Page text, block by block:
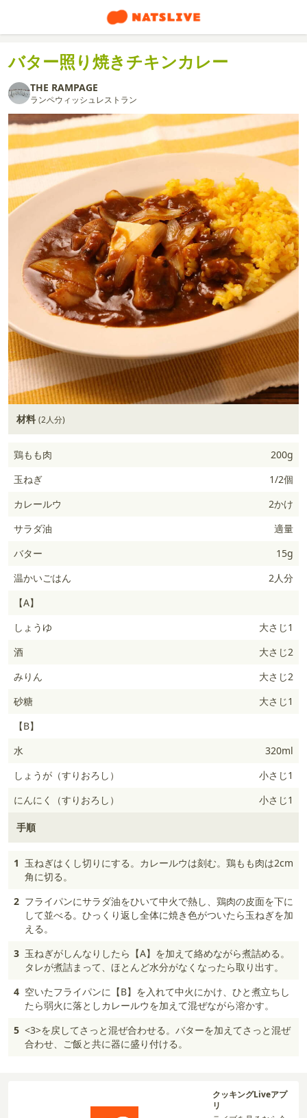
バター照り焼きチキンカレー
THE RAMPAGE
ランペウィッシュレストラン
材料 (2人分)
鶏もも肉
200g
玉ねぎ
1/2個
カレールウ
2かけ
サラダ油
適量
バター
15g
温かいごはん
2人分
【A】
しょうゆ
大さじ1
酒
大さじ2
みりん
大さじ2
砂糖
大さじ1
【B】
水
320ml
しょうが（すりおろし）
小さじ1
にんにく（すりおろし）
小さじ1
手順
1 玉ねぎはくし切りにする。カレールウは刻む。鶏もも肉は2cm
角に切る。
2 フライパンにサラダ油をひいて中火で熱し、鶏肉の皮面を下に
して並べる。ひっくり返し全体に焼き色がついたら玉ねぎを加
える。
3 玉ねぎがしんなりしたら【A】を加えて絡めながら煮詰める。
タレが煮詰まって、ほとんど水分がなくなったら取り出す。
4 空いたフライパンに【B】を入れて中火にかけ、ひと煮立ちし
たら弱火に落としカレールウを加えて混ぜながら溶かす。
5 <3>を戻してさっと混ぜ合わせる。バターを加えてさっと混ぜ
合わせ、ご飯と共に器に盛り付ける。
クッキングLiveアプ
リ